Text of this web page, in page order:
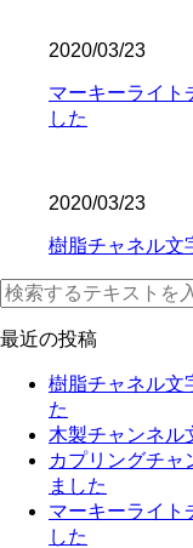
2020/03/23
マーキーライ
した
2020/03/23
樹脂チャネル
最近の投稿
樹脂チャネル
た
木製チャンネ
カプリングチ
ました
マーキーライ
した